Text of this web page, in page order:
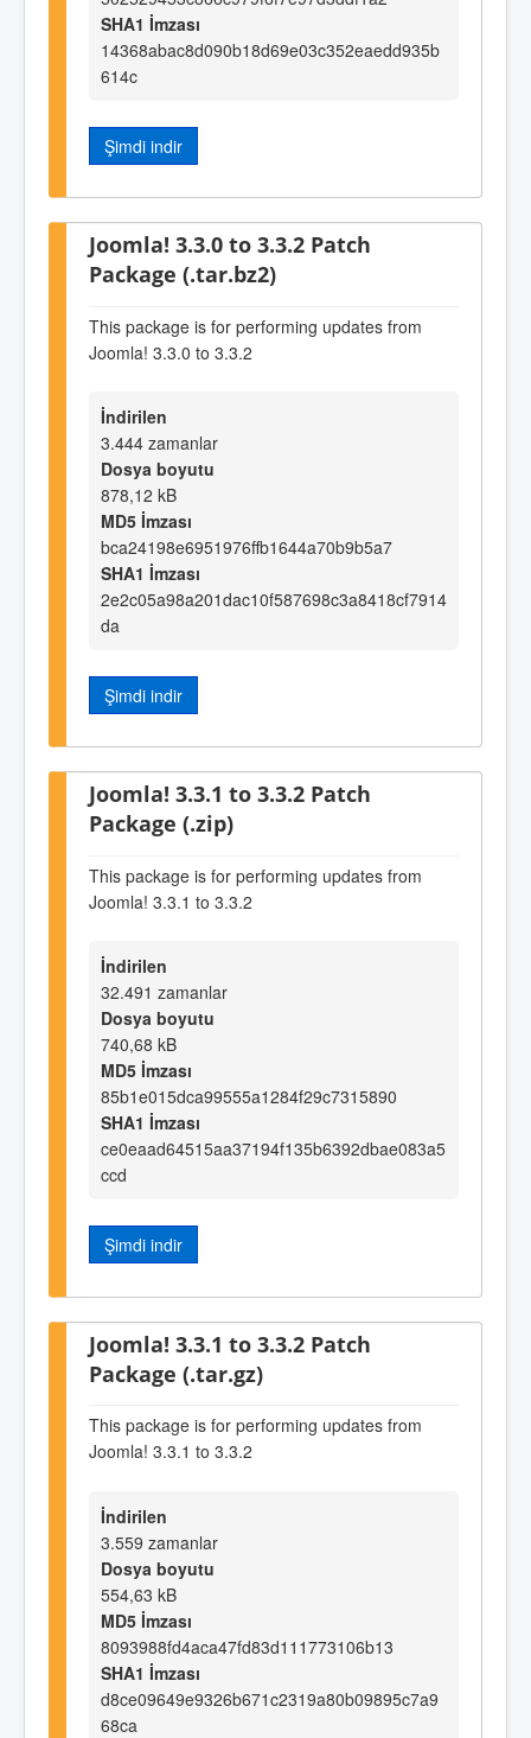
SHA1 İmzası
14368abac8d090b18d69e03c352eaedd935b
614c
Şimdi indir
Joomla! 3.3.0 to 3.3.2 Patch
Package (.tar.bz2)
This package is for performing updates from
Joomla! 3.3.0 to 3.3.2
İndirilen
3.444 zamanlar
Dosya boyutu
878,12 kB
MD5 İmzası
bca24198e6951976ffb1644a70b9b5a7
SHA1 İmzası
2e2c05a98a201dac10f587698c3a8418cf7914
da
Şimdi indir
Joomla! 3.3.1 to 3.3.2 Patch
Package (.zip)
This package is for performing updates from
Joomla! 3.3.1 to 3.3.2
İndirilen
32.491 zamanlar
Dosya boyutu
740,68 kB
MD5 İmzası
85b1e015dca99555a1284f29c7315890
SHA1 İmzası
ce0eaad64515aa37194f135b6392dbae083a5
ccd
Şimdi indir
Joomla! 3.3.1 to 3.3.2 Patch
Package (.tar.gz)
This package is for performing updates from
Joomla! 3.3.1 to 3.3.2
İndirilen
3.559 zamanlar
Dosya boyutu
554,63 kB
MD5 İmzası
8093988fd4aca47fd83d111773106b13
SHA1 İmzası
d8ce09649e9326b671c2319a80b09895c7a9
68ca